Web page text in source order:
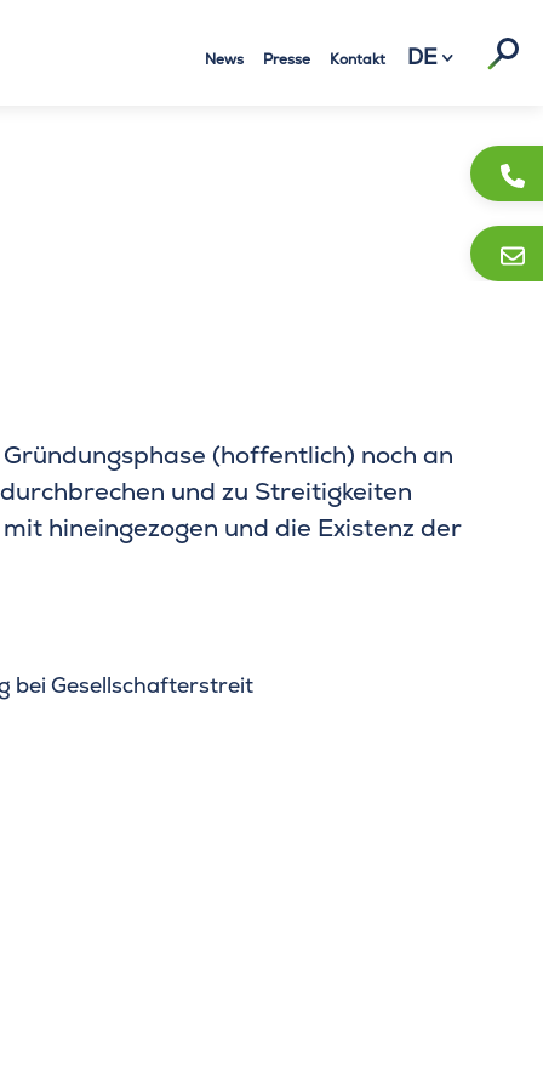
News Presse Kontakt DE
(hoffentlich) noch an
und zu Streitigkeiten
hineingezogen und die Existenz der